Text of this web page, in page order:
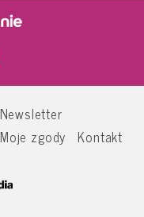
Newsletter
Moje zgody Kontakt